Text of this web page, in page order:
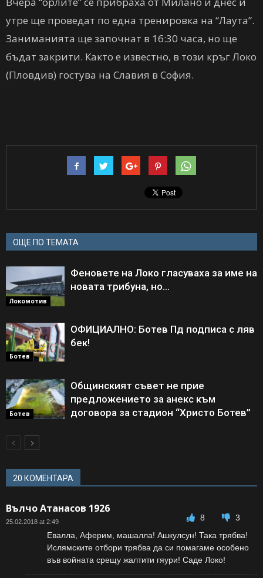
утре ще проведат по една тренировка на “Лаута”.
Заниманията ще започнат в 16:30 часа, но ще
бъдат закрити. Както е известно, в този кръг Локо
(Пловдив) гостува на Славия в София.
ОЩЕ ПО ТЕМАТА
Локомотив
Феновете на Локо гласуваха за име на
новата трибуна, но…
Ботев
ОФИЦИАЛНО: Ботев Пд подписа с ляв
бек!
Ботев
Общинският съвет не прие
предложението за анекс към
договора за стадион “Христо Ботев”
20 КОМЕНТАРА
Вълчо Атанасов 1926
25.02.2018 at 2:49 8
3
Евалла, Аферим, машалла! Ашкулсун! Така трябва!
Ислямските отбори трябва да си помагаме особено
във войната срещу жалтити гяури! Саде Локо!